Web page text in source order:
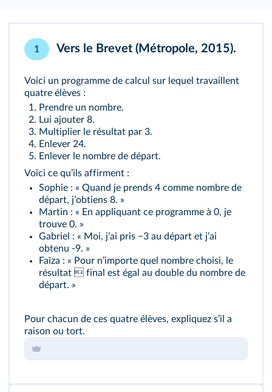
1 Vers le Brevet (Métropole, 2015).
Voici un programme de calcul sur lequel travaillent
quatre élèves :
Prendre un nombre.
Lui ajouter 8.
Multiplier le résultat par 3.
Enlever 24.
Enlever le nombre de départ.
Voici ce quʼils affirment :
Sophie : « Quand je prends 4 comme nombre de
départ, jʼobtiens 8. »
Martin : « En appliquant ce programme à 0, je
trouve 0. »
Gabriel : « Moi, jʼai pris −3 au départ et jʼai
obtenu -9. »
Faïza : « Pour nʼimporte quel nombre choisi, le
résultat  final est égal au double du nombre de
départ. »
Pour chacun de ces quatre élèves, expliquez sʼil a
raison ou tort.